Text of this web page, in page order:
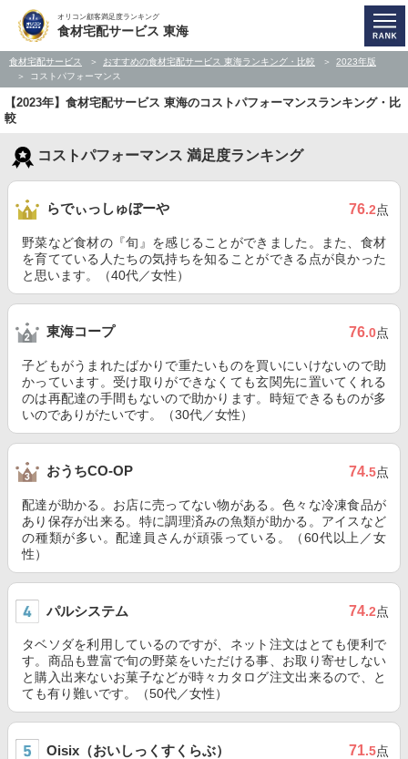
オリコン顧客満足度ランキング
食材宅配サービス 東海
食材宅配サービス おすすめの食材宅配サービス 東海ランキング・比較
2023年版
コストパフォーマンス
【2023年】食材宅配サービス 東海のコストパフォーマンスランキング・比
較
コストパフォーマンス 満足度ランキング
らでぃっしゅぼーや 76.2点
野菜など食材の『旬』を感じることができました。また、食材
を育てている人たちの気持ちを知ることができる点が良かった
と思います。（40代／女性）
東海コープ 76.0点
子どもがうまれたばかりで重たいものを買いにいけないので助
かっています。受け取りができなくても玄関先に置いてくれる
のは再配達の手間もないので助かります。時短できるものが多
いのでありがたいです。（30代／女性）
おうちCO-OP 74.5点
配達が助かる。お店に売ってない物がある。色々な冷凍食品が
あり保存が出来る。特に調理済みの魚類が助かる。アイスなど
の種類が多い。配達員さんが頑張っている。（60代以上／女
性）
パルシステム 74.2点
タベソダを利用しているのですが、ネット注文はとても便利で
す。商品も豊富で旬の野菜をいただける事、お取り寄せしない
と購入出来ないお菓子などが時々カタログ注文出来るので、と
ても有り難いです。（50代／女性）
Oisix（おいしっくすくらぶ） 71.5点